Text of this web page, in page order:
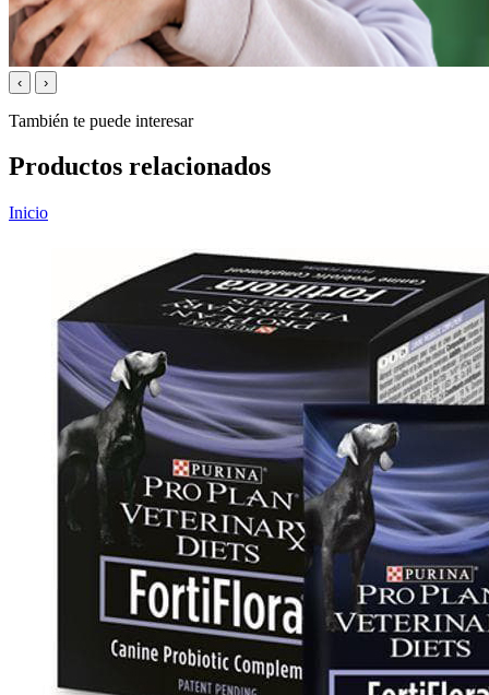
‹ ›
También te puede interesar
Productos relacionados
Inicio